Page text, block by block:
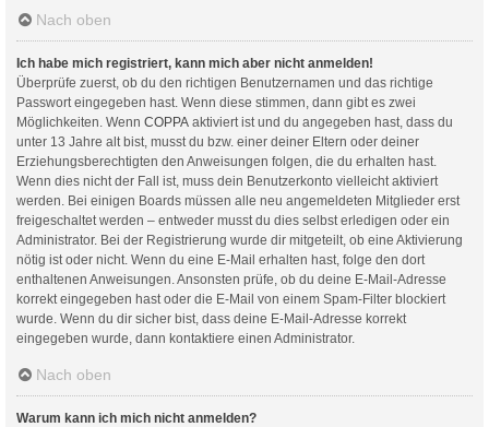
Nach oben
Ich habe mich registriert, kann mich aber nicht anmelden!
Überprüfe zuerst, ob du den richtigen Benutzernamen und das richtige
Passwort eingegeben hast. Wenn diese stimmen, dann gibt es zwei
Möglichkeiten. Wenn COPPA aktiviert ist und du angegeben hast, dass du
unter 13 Jahre alt bist, musst du bzw. einer deiner Eltern oder deiner
Erziehungsberechtigten den Anweisungen folgen, die du erhalten hast.
Wenn dies nicht der Fall ist, muss dein Benutzerkonto vielleicht aktiviert
werden. Bei einigen Boards müssen alle neu angemeldeten Mitglieder erst
freigeschaltet werden – entweder musst du dies selbst erledigen oder ein
Administrator. Bei der Registrierung wurde dir mitgeteilt, ob eine Aktivierung
nötig ist oder nicht. Wenn du eine E-Mail erhalten hast, folge den dort
enthaltenen Anweisungen. Ansonsten prüfe, ob du deine E-Mail-Adresse
korrekt eingegeben hast oder die E-Mail von einem Spam-Filter blockiert
wurde. Wenn du dir sicher bist, dass deine E-Mail-Adresse korrekt
eingegeben wurde, dann kontaktiere einen Administrator.
Nach oben
Warum kann ich mich nicht anmelden?